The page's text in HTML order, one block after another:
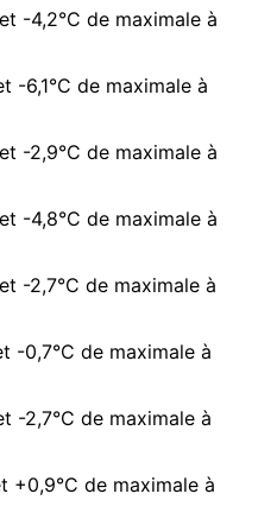
-4,2°C de maximale à
-6,1°C de maximale à
-2,9°C de maximale à
-4,8°C de maximale à
-2,7°C de maximale à
-0,7°C de maximale à
-2,7°C de maximale à
+0,9°C de maximale à